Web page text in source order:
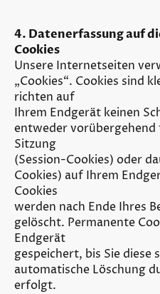
4. Datenerfassung auf
Cookies
Unsere Internetseiten
„Cookies“. Cookies sind
richten auf
Ihrem Endgerät keinen
entweder vorübergehend
Sitzung
(Session-Cookies) oder
Cookies) auf Ihrem
Cookies
werden nach Ende Ihres
gelöscht. Permanente
Endgerät
gespeichert, bis Sie diese
automatische Löschung
erfolgt.